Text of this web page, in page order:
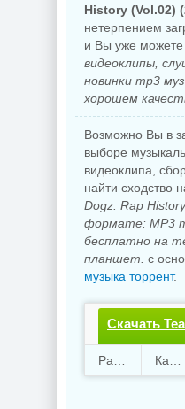
History (Vol.02)
нетерпением
и Вы уже можете
видеоклипы,
новинки mp3
хорошем
Возможно Вы в
выборе
видеоклипа,
найти сходство
Dogz: Rap
формате: MP3
бесплатно на
планшет. с
музыка торрент.
Скачать
History 49